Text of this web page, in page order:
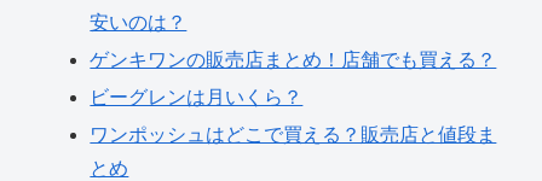
安いのは？
ゲンキワンの販売店まとめ！店舗でも買える？
ビーグレンは月いくら？
ワンポッシュはどこで買える？販売店と値段ま
とめ